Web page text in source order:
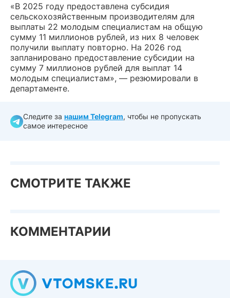
«В 2025 году предоставлена субсидия
сельскохозяйственным производителям для
выплаты 22 молодым специалистам на общую
сумму 11 миллионов рублей, из них 8 человек
получили выплату повторно. На 2026 год
запланировано предоставление субсидии на
сумму 7 миллионов рублей для выплат 14
молодым специалистам», — резюмировали в
департаменте.
Следите за нашим Telegram, чтобы не пропускать
самое интересное
СМОТРИТЕ ТАКЖЕ
КОММЕНТАРИИ